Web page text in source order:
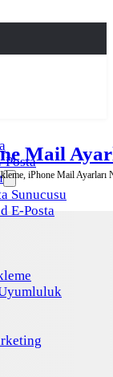
Posta
Sunucusu
E-Posta
Mail
iPhone Mail Ayarları